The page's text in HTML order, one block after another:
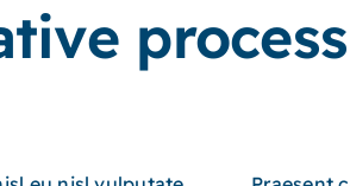
process